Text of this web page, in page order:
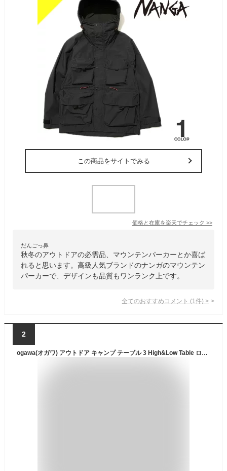
この商品をサイトでみる
価格と在庫を楽天でチェック >>
だんごっ鼻
秋冬のアウトドアの必需品、マウンテンパーカーとか喜ば
れると思います。高級人気ブランドのナンガのマウンテン
パーカーで、デザインも品質もワンランク上です。
全てのおすすめコメント (1 件) >
2
ogawa(オガワ) アウトドア キャンプ テーブル 3 High&Low Table ロングII 1996